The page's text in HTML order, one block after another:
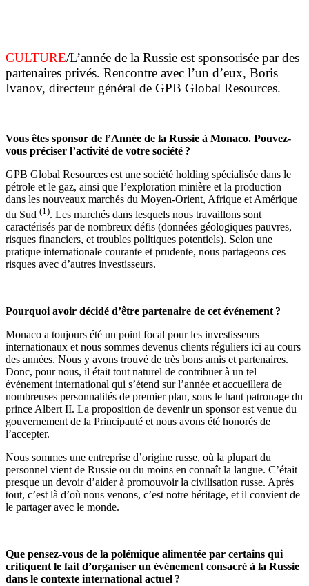
CULTURE/L’année de la Russie est sponsorisée par des
partenaires privés. Rencontre avec l’un d’eux, Boris
Ivanov, directeur général de GPB Global Resources.
Vous êtes sponsor de l’Année de la Russie à Monaco. Pouvez-
vous préciser l’activité de votre société ?
GPB Global Resources est une société holding spécialisée dans le
pétrole et le gaz, ainsi que l’exploration minière et la production
dans les nouveaux marchés du Moyen-Orient, Afrique et Amérique
du Sud (1). Les marchés dans lesquels nous travaillons sont
caractérisés par de nombreux défis (données géologiques pauvres,
risques financiers, et troubles politiques potentiels). Selon une
pratique internationale courante et prudente, nous partageons ces
risques avec d’autres investisseurs.
Pourquoi avoir décidé d’être partenaire de cet événement ?
Monaco a toujours été un point focal pour les investisseurs
internationaux et nous sommes devenus clients réguliers ici au cours
des années. Nous y avons trouvé de très bons amis et partenaires.
Donc, pour nous, il était tout naturel de contribuer à un tel
événement international qui s’étend sur l’année et accueillera de
nombreuses personnalités de premier plan, sous le haut patronage du
prince Albert II. La proposition de devenir un sponsor est venue du
gouvernement de la Principauté et nous avons été honorés de
l’accepter.
Nous sommes une entreprise d’origine russe, où la plupart du
personnel vient de Russie ou du moins en connaît la langue. C’était
presque un devoir d’aider à promouvoir la civilisation russe. Après
tout, c’est là d’où nous venons, c’est notre héritage, et il convient de
le partager avec le monde.
Que pensez-vous de la polémique alimentée par certains qui
critiquent le fait d’organiser un événement consacré à la Russie
dans le contexte international actuel ?